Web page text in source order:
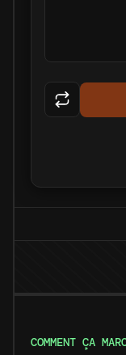
COMMENT ÇA